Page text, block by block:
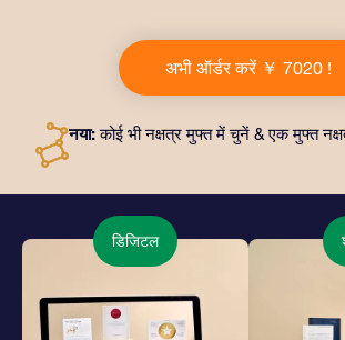
लिफ़ाफ़ा, आपकी पसंद से तैयार दस्तावेज़, साथ ही
और हमारे ऐप्स का मुफ़्त इस्तेमाल शामिल है। यह
एक हमेशा बरक़रार रहने वाला उपहार पेश करने
अभी ऑर्डर करें ￥ 7020 !
नया:कोई भी नक्षत्र मुफ्त में चुनें & एक मुफ्त
डिजिटल